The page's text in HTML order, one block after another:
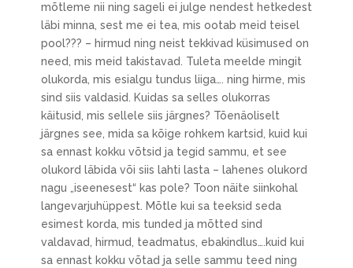
mõtleme nii ning sageli ei julge nendest hetkedest
läbi minna, sest me ei tea, mis ootab meid teisel
pool??? – hirmud ning neist tekkivad küsimused on
need, mis meid takistavad. Tuleta meelde mingit
olukorda, mis esialgu tundus liiga…. ning hirme, mis
sind siis valdasid. Kuidas sa selles olukorras
käitusid, mis sellele siis järgnes? Tõenäoliselt
järgnes see, mida sa kõige rohkem kartsid, kuid kui
sa ennast kokku võtsid ja tegid sammu, et see
olukord läbida või siis lahti lasta – lahenes olukord
nagu „iseenesest“ kas pole? Toon näite siinkohal
langevarjuhüppest. Mõtle kui sa teeksid seda
esimest korda, mis tunded ja mõtted sind
valdavad, hirmud, teadmatus, ebakindlus….kuid kui
sa ennast kokku võtad ja selle sammu teed ning